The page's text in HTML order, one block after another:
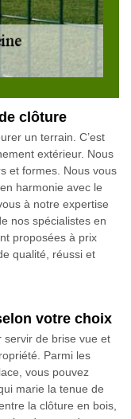
clôture
un terrain. C’est
extérieur. Nous
et formes. Nous vous
harmonie avec le
à notre expertise
nos spécialistes en
proposées à prix
qualité, réussi et
votre choix
servir de brise vue et
Parmi les
vous pouvez
marie la tenue de
la clôture en bois,